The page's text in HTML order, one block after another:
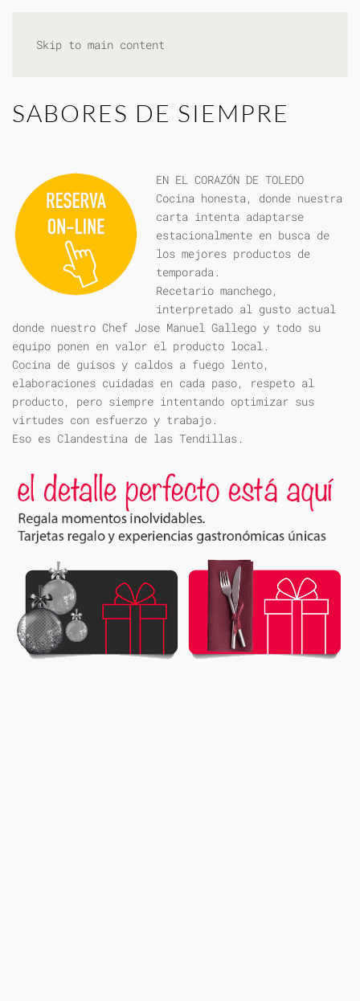
Skip to main content
SABORES DE SIEMPRE
EN EL CORAZÓN DE TOLEDO
Cocina honesta, donde nuestra
carta intenta adaptarse
estacionalmente en busca de
los mejores productos de
temporada.
Recetario manchego,
interpretado al gusto actual
donde nuestro Chef Jose Manuel Gallego y todo su
equipo ponen en valor el producto local.
Cocina de guisos y caldos a fuego lento,
elaboraciones cuidadas en cada paso, respeto al
producto, pero siempre intentando optimizar sus
virtudes con esfuerzo y trabajo.
Eso es Clandestina de las Tendillas.